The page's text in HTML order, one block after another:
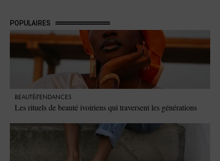
POPULAIRES
BEAUTÉ TENDANCES
Les rituels de beauté ivoiriens qui traversent les générations